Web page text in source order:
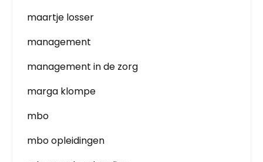
maartje losser
management
management in de zorg
marga klompe
mbo
mbo opleidingen